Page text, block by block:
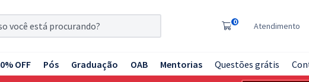
0 Atendimento
OFF Pós Graduação OAB Mentorias Questões grátis